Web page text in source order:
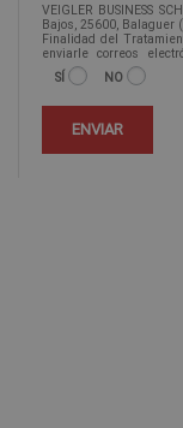
VEIGLER BUSINESS
Bajos, 25600, Balaguer
Finalidad del
enviarle correos
ofrecidos y otros tipo
Legitimación del
dirigiéndose a la
Para más información
Desea recibir
SÍ NO